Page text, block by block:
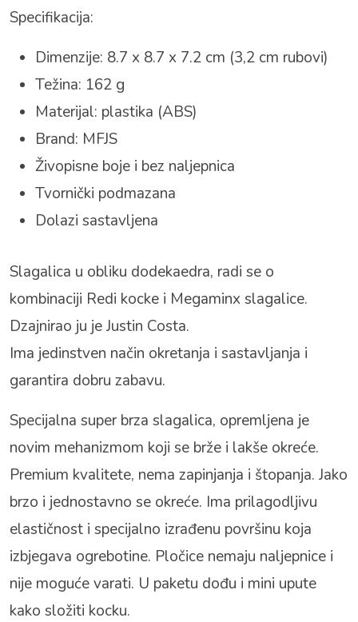
Specifikacija:
Dimenzije: 8.7 x 8.7 x 7.2 cm (3,2 cm rubovi)
Težina: 162 g
Materijal: plastika (ABS)
Brand: MFJS
Živopisne boje i bez naljepnica
Tvornički podmazana
Dolazi sastavljena
Slagalica u obliku dodekaedra, radi se o
kombinaciji Redi kocke i Megaminx slagalice.
Dzajnirao ju je Justin Costa.
Ima jedinstven način okretanja i sastavljanja i
garantira dobru zabavu.
Specijalna super brza slagalica, opremljena je
novim mehanizmom koji se brže i lakše okreće.
Premium kvalitete, nema zapinjanja i štopanja. Jako
brzo i jednostavno se okreće. Ima prilagodljivu
elastičnost i specijalno izrađenu površinu koja
izbjegava ogrebotine. Pločice nemaju naljepnice i
nije moguće varati. U paketu dođu i mini upute
kako složiti kocku.